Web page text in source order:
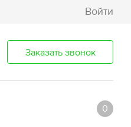
Войти
Заказать звонок
0